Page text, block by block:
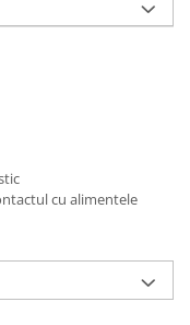
cu alimentele